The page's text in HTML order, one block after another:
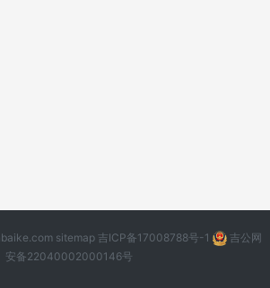
sitemap 吉ICP备17008788号-1
吉公网
安备22040002000146号